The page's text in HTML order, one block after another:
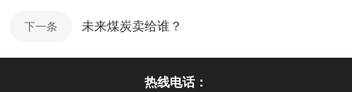
下一条 未来煤炭卖给谁？
热线电话：